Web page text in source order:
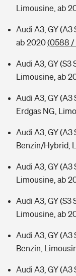
Limousine, ab
Audi A3, GY (A3
ab 2020(0588 /
Audi A3, GY (S3
Limousine, ab
Audi A3, GY (A3
Erdgas NG,
Audi A3, GY (A3
Benzin/Hybrid,
Audi A3, GY (A3
Limousine, ab
Audi A3, GY (S3
Limousine, ab
Audi A3, GY (A3
Benzin,
Audi A3, GY (A3